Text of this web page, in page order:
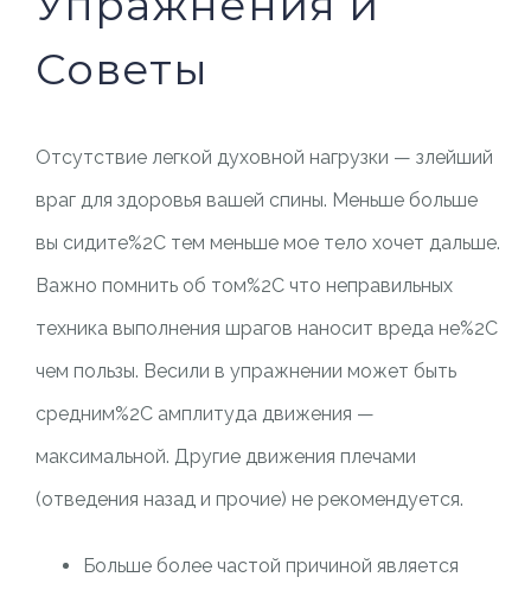
Советы
Отсутствие легкой духовной нагрузки — злейший
враг для здоровья вашей спины. Меньше больше
вы сидите%2C тем меньше мое тело хочет дальше.
Важно помнить об том%2C что неправильных
техника выполнения шрагов наносит вреда не%2C
чем пользы. Весили в упражнении может быть
средним%2C амплитуда движения —
максимальной. Другие движения плечами
(отведения назад и прочие) не рекомендуется.
Больше более частой причиной является